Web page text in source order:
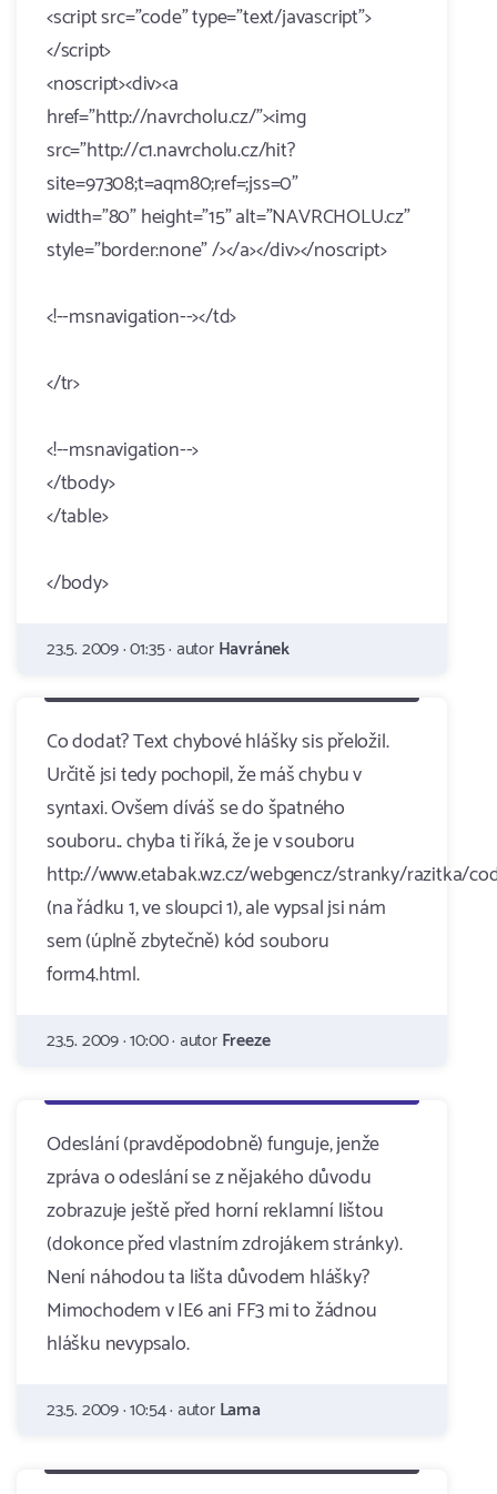
<script src="code" type="text/javascript">
</script>
<noscript><div><a
href="http://navrcholu.cz/"><img
src="http://c1.navrcholu.cz/hit?
site=97308;t=aqm80;ref=;jss=0"
width="80" height="15" alt="NAVRCHOLU.cz"
style="border:none" /></a></div></noscript>
<!--msnavigation--></td>
</tr>
<!--msnavigation-->
</tbody>
</table>
</body>
23.5. 2009 · 01:35 · autorHavránek
Co dodat? Text chybové hlášky sis přeložil.
Určitě jsi tedy pochopil, že máš chybu v
syntaxi. Ovšem díváš se do špatného
souboru.. chyba ti říká, že je v souboru
http://www.etabak.wz.cz/webgencz/stranky/razitka/
(na řádku 1, ve sloupci 1), ale vypsal jsi nám
sem (úplně zbytečně) kód souboru
form4.html.
23.5. 2009 · 10:00 · autorFreeze
Odeslání (pravděpodobně) funguje, jenže
zpráva o odeslání se z nějakého důvodu
zobrazuje ještě před horní reklamní lištou
(dokonce před vlastním zdrojákem stránky).
Není náhodou ta lišta důvodem hlášky?
Mimochodem v IE6 ani FF3 mi to žádnou
hlášku nevypsalo.
23.5. 2009 · 10:54 · autorLama